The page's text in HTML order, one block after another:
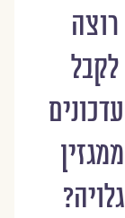
רוצה
לקבל
עדכונים
ממגזין
גלויה?